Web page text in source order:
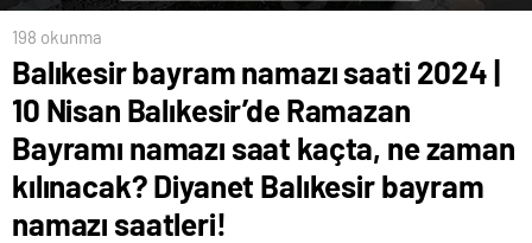
198 okunma
Balıkesir bayram namazı saati 2024 |
10 Nisan Balıkesir’de Ramazan
Bayramı namazı saat kaçta, ne zaman
kılınacak? Diyanet Balıkesir bayram
namazı saatleri!